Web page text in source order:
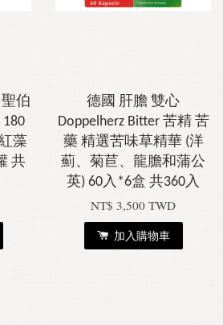
聖伯
藻
共
德國 肝膽 雙心
Doppelherz Bitter 苦精 苦
藥 精選苦味草精華 (洋
薊、菊苣、龍膽和蒲公
英) 60入*6盒 共360入
NT$ 3,500 TWD
加入購物車